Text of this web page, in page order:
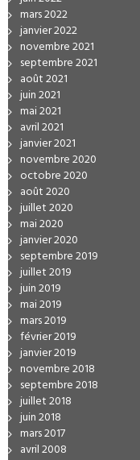
mars 2022
janvier 2022
novembre 2021
septembre 2021
août 2021
juin 2021
mai 2021
avril 2021
janvier 2021
novembre 2020
octobre 2020
août 2020
juillet 2020
mai 2020
janvier 2020
septembre 2019
juillet 2019
juin 2019
mai 2019
mars 2019
février 2019
janvier 2019
novembre 2018
septembre 2018
juillet 2018
juin 2018
mars 2017
avril 2008